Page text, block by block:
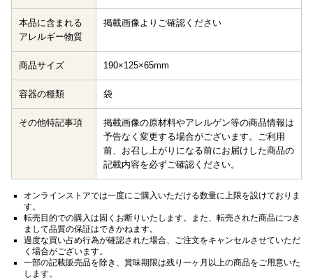
本品に含まれる
アレルギー物質
掲載画像よりご確認ください
商品サイズ 190×125×65mm
容器の種類 袋
その他特記事項
掲載画像の原材料やアレルゲン等の商品情報は
予告なく変更する場合がございます。ご利用
前、お召し上がりになる前にお届けした商品の
記載内容を必ずご確認ください。
オンラインストアでは一度にご購入いただける数量に上限を設けておりま
す。
転売目的での購入は固くお断りいたします。また、転売された商品につき
まして品質の保証はできかねます。
過度な買い占め行為が確認された場合、ご注文をキャンセルさせていただ
く場合がございます。
一部の記載販売品を除き、賞味期限は残り一ヶ月以上の商品をご用意いた
します。